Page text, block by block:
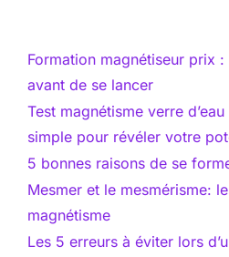
Formation magnétiseur prix
avant de se lancer
Test magnétisme verre
simple pour révéler votre
5 bonnes raisons de se
Mesmer et le mesmérisme:
magnétisme
Les 5 erreurs à éviter lors